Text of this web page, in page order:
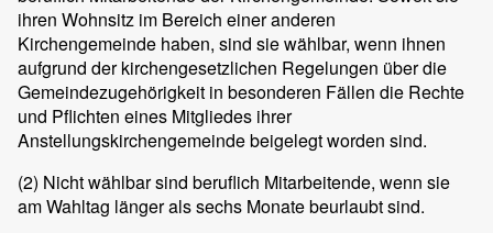
ihren Wohnsitz im Bereich einer anderen
Kirchengemeinde haben, sind sie wählbar, wenn ihnen
aufgrund der kirchengesetzlichen Regelungen über die
Gemeindezugehörigkeit in besonderen Fällen die Rechte
und Pflichten eines Mitgliedes ihrer
Anstellungskirchengemeinde beigelegt worden sind.
(2) Nicht wählbar sind beruflich Mitarbeitende, wenn sie
am Wahltag länger als sechs Monate beurlaubt sind.